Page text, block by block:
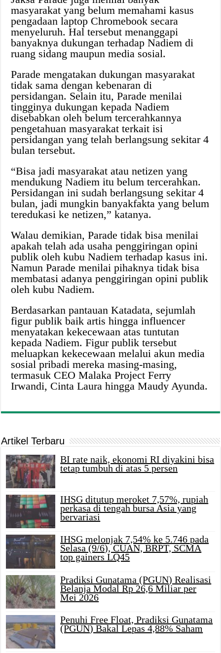
masyarakat yang belum memahami kasus
pengadaan laptop Chromebook secara
menyeluruh. Hal tersebut menanggapi
banyaknya dukungan terhadap Nadiem di
ruang sidang maupun media sosial.
Parade mengatakan dukungan masyarakat
tidak sama dengan kebenaran di
persidangan. Selain itu, Parade menilai
tingginya dukungan kepada Nadiem
disebabkan oleh belum tercerahkannya
pengetahuan masyarakat terkait isi
persidangan yang telah berlangsung sekitar 4
bulan tersebut.
“Bisa jadi masyarakat atau netizen yang
mendukung Nadiem itu belum tercerahkan.
Persidangan ini sudah berlangsung sekitar 4
bulan, jadi mungkin banyakfakta yang belum
teredukasi ke netizen,” katanya.
Walau demikian, Parade tidak bisa menilai
apakah telah ada usaha penggiringan opini
publik oleh kubu Nadiem terhadap kasus ini.
Namun Parade menilai pihaknya tidak bisa
membatasi adanya penggiringan opini publik
oleh kubu Nadiem.
Berdasarkan pantauan Katadata, sejumlah
figur publik baik artis hingga influencer
menyatakan kekecewaan atas tuntutan
kepada Nadiem. Figur publik tersebut
meluapkan kekecewaan melalui akun media
sosial pribadi mereka masing-masing,
termasuk CEO Malaka Project Ferry
Irwandi, Cinta Laura hingga Maudy Ayunda.
Artikel Terbaru
BI rate naik, ekonomi RI diyakini bisa
tetap tumbuh di atas 5 persen
IHSG ditutup meroket 7,57%, rupiah
perkasa di tengah bursa Asia yang
bervariasi
IHSG melonjak 7,54% ke 5.746 pada
Selasa (9/6), CUAN, BRPT, SCMA
top gainers LQ45
Pradiksi Gunatama (PGUN) Realisasi
Belanja Modal Rp 26,6 Miliar per
Mei 2026
Penuhi Free Float, Pradiksi Gunatama
(PGUN) Bakal Lepas 4,88% Saham